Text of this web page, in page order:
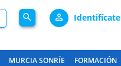
search person_outline Identifícate
MURCIA SONRÍE FORMACIÓN